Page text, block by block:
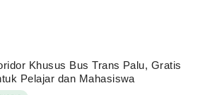
Khusus Bus Trans Palu, Gratis
Pelajar dan Mahasiswa